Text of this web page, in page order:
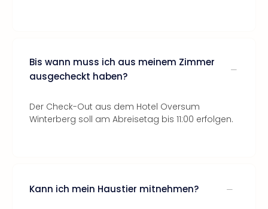
Bis wann muss ich aus meinem Zimmer
ausgecheckt haben?
Der Check-Out aus dem Hotel Oversum
Winterberg soll am Abreisetag bis 11:00 erfolgen.
Kann ich mein Haustier mitnehmen?